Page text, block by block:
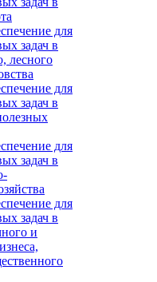
для
задач в
лесного
для
задач в
для
задач в
для
задач в
и